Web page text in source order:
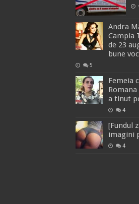
Andra
Campia
de 23
bune
5
Femeia
a tinut
4
[Fundul
imagini
4